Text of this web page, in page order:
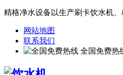
精格净水设备以生产刷卡饮水机
网站地图
联系我们
全国免费热